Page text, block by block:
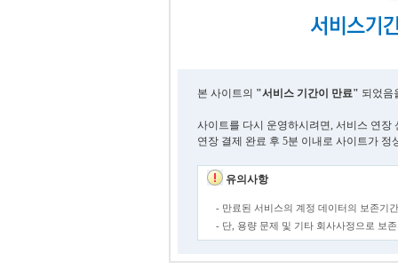
본 사이트의 "서비스 기간이 만료" 되었음
사이트를 다시 운영하시려면, 서비스 연장
연장 결제 완료 후 5분 이내로 사이트가 정
유의사항
- 만료된 서비스의 계정 데이터의 보존기
- 단, 용량 문제 및 기타 회사사정으로 보